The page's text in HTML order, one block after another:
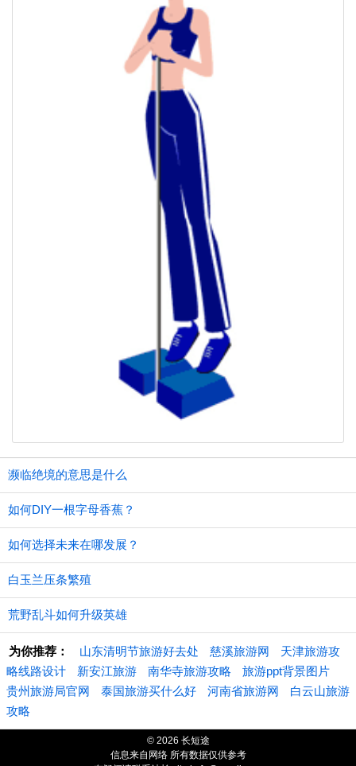
濒临绝境的意思是什么
如何DIY一根字母香蕉？
如何选择未来在哪发展？
白玉兰压条繁殖
荒野乱斗如何升级英雄
为你推荐： 山东清明节旅游好去处 慈溪旅游网
天津旅游攻
略线路设计
新安江旅游 南华寺旅游攻略
旅游ppt背景图片
贵州旅游局官网
泰国旅游买什么好 河南省旅游网
白云山旅游
攻略
© 2026 长短途
信息来自网络 所有数据仅供参考